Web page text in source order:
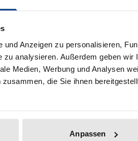
und Anzeigen zu personalisieren,
zu analysieren. Außerdem geben
Medien, Werbung und Analysen
die Sie ihnen
Anpassen
inkl. MwSt. Abhängig von
zu Versandkosten